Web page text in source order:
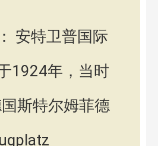
安特卫普国际
1924年，当时
斯特尔姆菲德